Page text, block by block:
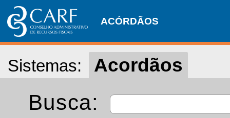
ACÓRDÃOS
Sistemas: Acordãos
Busca: